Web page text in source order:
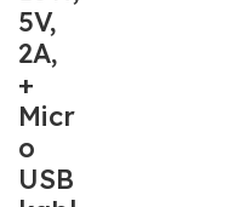
5V,
2A,
+
Micr
o
USB